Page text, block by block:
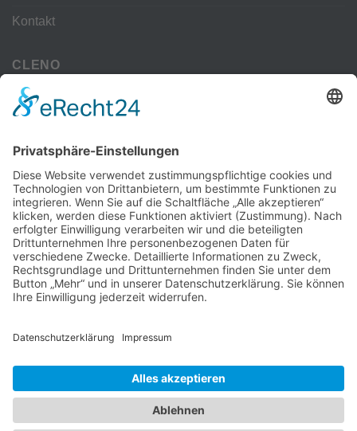
Kontakt
CLENO
Alle Vorteile
kostenloser Versand
Deine Zahlmöglichkeiten
MEHR
Alte iPhone Modelle
Vertrag Widerrufen